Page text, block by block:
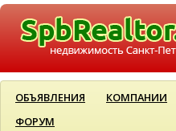
ОБЪЯВЛЕНИЯ КОМПАНИИ
ФОРУМ